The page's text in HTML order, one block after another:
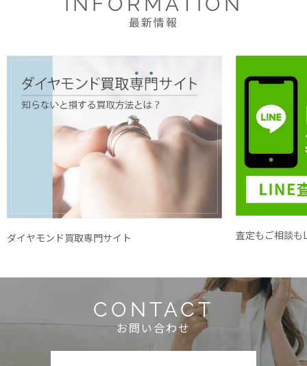
最新情報
ダイヤモンド買取専門サイト 査定もご相談も
CONTACT
お問い合わせ